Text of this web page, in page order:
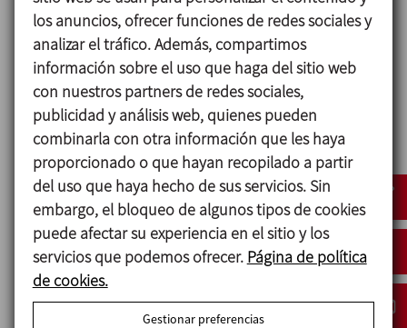
ANUGA FOODTEC
23/02/2027
Cologne - Germany
los anuncios, ofrecer funciones de redes sociales y
analizar el tráfico. Además, compartimos
información sobre el uso que haga del sitio web
con nuestros partners de redes sociales,
publicidad y análisis web, quienes pueden
combinarla con otra información que les haya
proporcionado o que hayan recopilado a partir
del uso que haya hecho de sus servicios. Sin
embargo, el bloqueo de algunos tipos de cookies
puede afectar su experiencia en el sitio y los
servicios que podemos ofrecer. Página de política
de cookies.
Gestionar preferencias